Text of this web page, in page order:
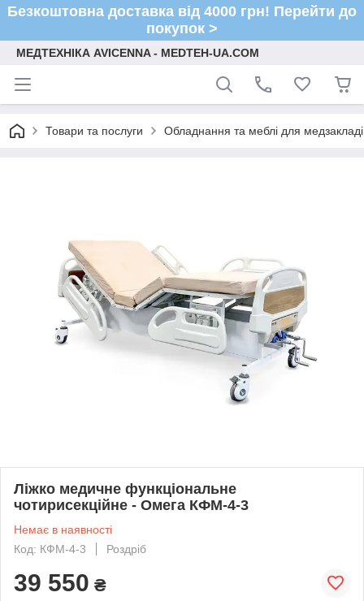
Безкоштовна доставка від 4000 грн! Перейти до
покупок >
МЕДТЕХНІКА AVICENNA - MEDTEH-UA.COM
Товари та послуги Обладнання та меблі для
Ліжко медичне функціональне
чотирисекційне - Омега КФМ-4-3
Немає в наявності
Код: КФМ-4-3
Роздріб
39 550 ₴